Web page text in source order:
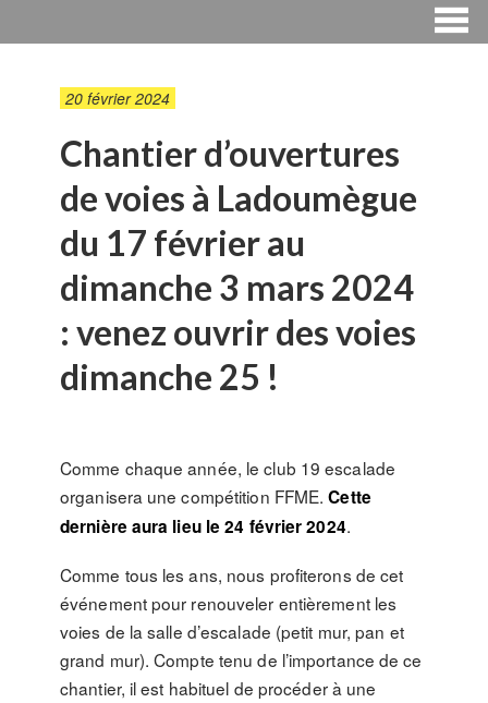
20 février 2024
Chantier d’ouvertures
de voies à Ladoumègue
du 17 février au
dimanche 3 mars 2024
: venez ouvrir des voies
dimanche 25 !
Comme chaque année, le club 19 escalade
organisera une compétition FFME.Cette
dernière aura lieu le 24 février 2024.
Comme tous les ans, nous profiterons de cet
événement pour renouveler entièrement les
voies de la salle d’escalade (petit mur, pan et
grand mur). Compte tenu de l’importance de ce
chantier, il est habituel de procéder à une